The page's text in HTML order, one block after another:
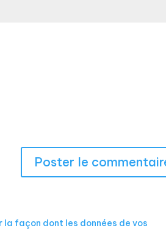
la façon dont les données de vos